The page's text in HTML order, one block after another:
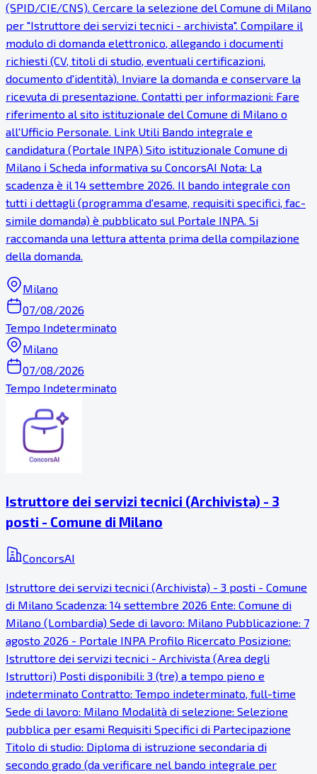
(SPID/CIE/CNS). Cercare la selezione del Comune di Milano
per "Istruttore dei servizi tecnici - archivista". Compilare il
modulo di domanda elettronico, allegando i documenti
richiesti (CV, titoli di studio, eventuali certificazioni,
documento d'identità). Inviare la domanda e conservare la
ricevuta di presentazione. Contatti per informazioni: Fare
riferimento al sito istituzionale del Comune di Milano o
all'Ufficio Personale. Link Utili Bando integrale e
candidatura (Portale INPA) Sito istituzionale Comune di
Milano ℹ Scheda informativa su ConcorsAI Nota: La
scadenza è il 14 settembre 2026. Il bando integrale con
tutti i dettagli (programma d'esame, requisiti specifici, fac-
simile domanda) è pubblicato sul Portale INPA. Si
raccomanda una lettura attenta prima della compilazione
della domanda.
Milano
07/08/2026
Tempo Indeterminato
Milano
07/08/2026
Tempo Indeterminato
Istruttore dei servizi tecnici (Archivista) - 3
posti - Comune di Milano
ConcorsAI
Istruttore dei servizi tecnici (Archivista) - 3 posti - Comune
di Milano Scadenza: 14 settembre 2026 Ente: Comune di
Milano (Lombardia) Sede di lavoro: Milano Pubblicazione: 7
agosto 2026 - Portale INPA Profilo Ricercato Posizione:
Istruttore dei servizi tecnici - Archivista (Area degli
Istruttori) Posti disponibili: 3 (tre) a tempo pieno e
indeterminato Contratto: Tempo indeterminato, full-time
Sede di lavoro: Milano Modalità di selezione: Selezione
pubblica per esami Requisiti Specifici di Partecipazione
Titolo di studio: Diploma di istruzione secondaria di
secondo grado (da verificare nel bando integrale per